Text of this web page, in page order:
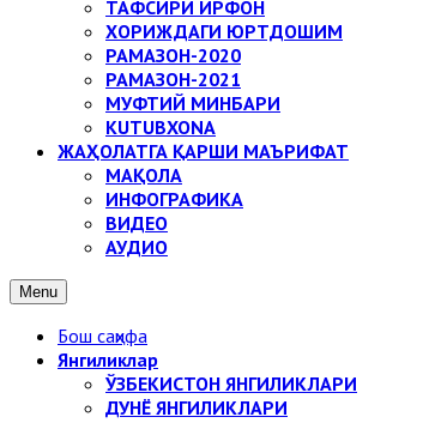
ТАФСИРИ ИРФОН
ХОРИЖДАГИ ЮРТДОШИМ
РАМАЗОН-2020
РАМАЗОН-2021
МУФТИЙ МИНБАРИ
KUTUBXONA
ЖАҲОЛАТГА ҚАРШИ МАЪРИФАТ
МАҚОЛА
ИНФОГРАФИКА
ВИДЕО
АУДИО
Menu
Бош саҳифа
Янгиликлар
ЎЗБЕКИСТОН ЯНГИЛИКЛАРИ
ДУНЁ ЯНГИЛИКЛАРИ